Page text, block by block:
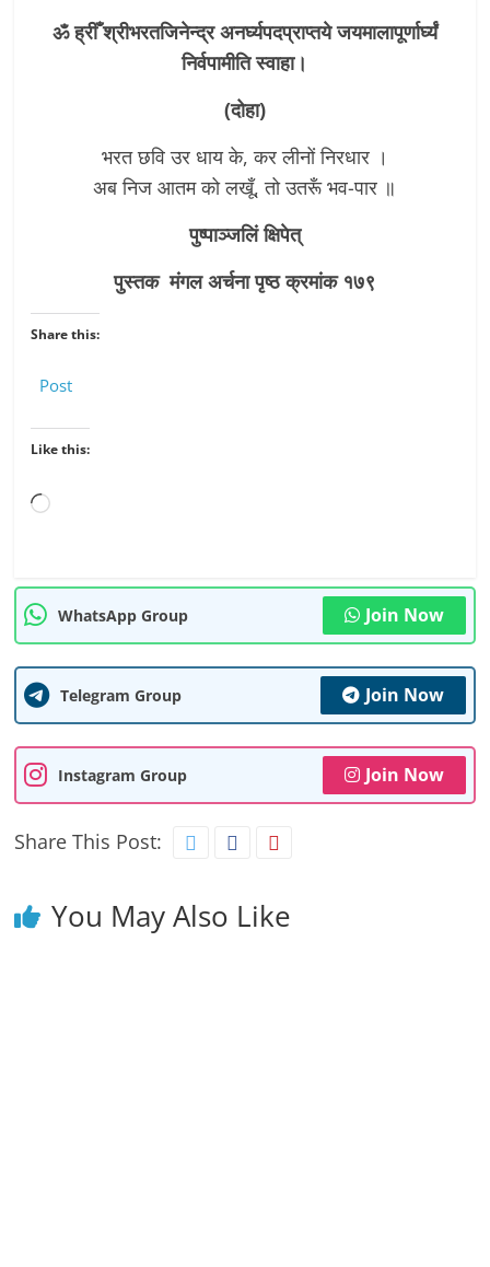
ॐ ह्रीँ श्रीभरतजिनेन्द्र अनर्घ्यपदप्राप्तये जयमालापूर्णार्घ्यं
निर्वपामीति स्वाहा।
(दोहा)
भरत छवि उर धाय के, कर लीनों निरधार ।
अब निज आतम को लखूँ, तो उतरूँ भव-पार ॥
पुष्पाञ्जलिं क्षिपेत्
पुस्तक मंगल अर्चना पृष्ठ क्रमांक १७९
Share this:
Post
Like this:
Loading…
WhatsApp Group Join Now
Telegram Group Join Now
Instagram Group Join Now
Share This Post:
You May Also Like